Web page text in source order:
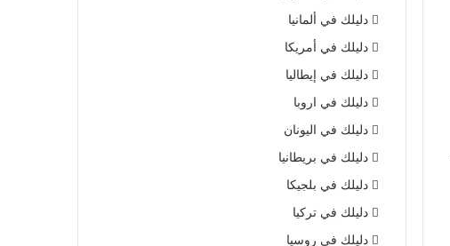
دليلك في ألمانيا
دليلك في أمريكا
دليلك في إيطاليا
دليلك في اروبا
دليلك في اليونان
دليلك في بريطانيا
دليلك في بلجيكا
دليلك في تركيا
دليلك في روسيا